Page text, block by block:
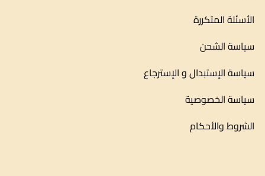
الأسئلة المتكررة
سياسة الشحن
سياسة الإستبدال و الإسترجاع
سياسة الخصوصية
الشروط والأحكام